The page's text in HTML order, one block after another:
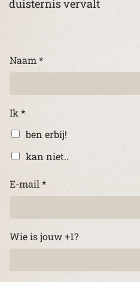
duisternis vervalt
Naam *
Ik *
ben erbij!
kan niet..
E-mail *
Wie is jouw +1?